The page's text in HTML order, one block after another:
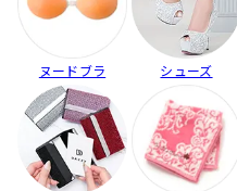
ヌードブラ シューズ